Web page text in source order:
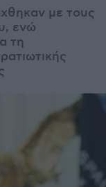
με τους
ενώ
τη